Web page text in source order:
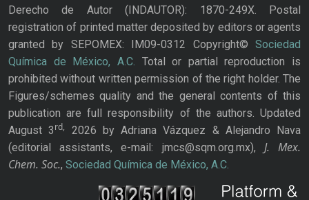
Derecho de Autor (INDAUTOR): 1870-249X. Postal
registration of printed matter deposited by editors or agents
granted by SEPOMEX: IM09-0312 Copyright© Sociedad
Química de México, A.C. Total or partial reproduction is
prohibited without written permission of the right holder. The
Figures/schemes quality and the general contents of this
publication are full responsibility of the authors. Updated
August 3rd,
2026 by Adriana Vázquez & Alejandro Nava
(editorial assistants, e-mail: jmcs@sqm.org.mx), J. Mex.
Chem. Soc., Sociedad Química de México, A.C.